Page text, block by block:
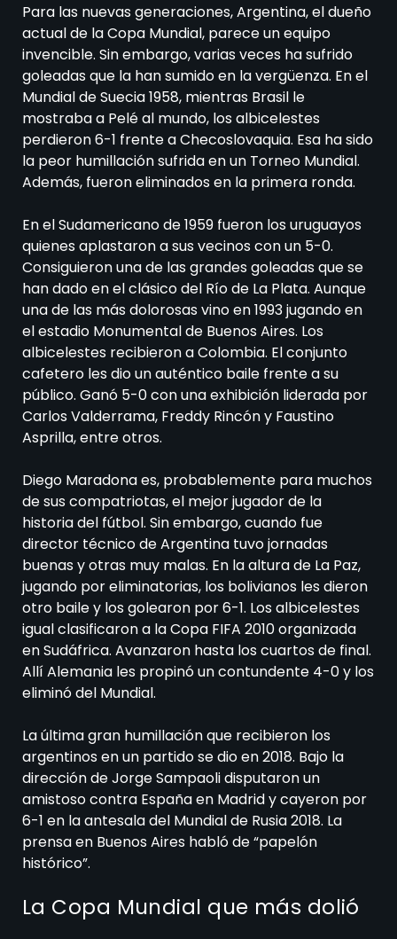
Para las nuevas generaciones, Argentina, el dueño
actual de la Copa Mundial, parece un equipo
invencible. Sin embargo, varias veces ha sufrido
goleadas que la han sumido en la vergüenza. En el
Mundial de Suecia 1958, mientras Brasil le
mostraba a Pelé al mundo, los albicelestes
perdieron 6-1 frente a Checoslovaquia. Esa ha sido
la peor humillación sufrida en un Torneo Mundial.
Además, fueron eliminados en la primera ronda.
En el Sudamericano de 1959 fueron los uruguayos
quienes aplastaron a sus vecinos con un 5-0.
Consiguieron una de las grandes goleadas que se
han dado en el clásico del Río de La Plata. Aunque
una de las más dolorosas vino en 1993 jugando en
el estadio Monumental de Buenos Aires. Los
albicelestes recibieron a Colombia. El conjunto
cafetero les dio un auténtico baile frente a su
público. Ganó 5-0 con una exhibición liderada por
Carlos Valderrama, Freddy Rincón y Faustino
Asprilla, entre otros.
Diego Maradona es, probablemente para muchos
de sus compatriotas, el mejor jugador de la
historia del fútbol. Sin embargo, cuando fue
director técnico de Argentina tuvo jornadas
buenas y otras muy malas. En la altura de La Paz,
jugando por eliminatorias, los bolivianos les dieron
otro baile y los golearon por 6-1. Los albicelestes
igual clasificaron a la Copa FIFA 2010 organizada
en Sudáfrica. Avanzaron hasta los cuartos de final.
Allí Alemania les propinó un contundente 4-0 y los
eliminó del Mundial.
La última gran humillación que recibieron los
argentinos en un partido se dio en 2018. Bajo la
dirección de Jorge Sampaoli disputaron un
amistoso contra España en Madrid y cayeron por
6-1 en la antesala del Mundial de Rusia 2018. La
prensa en Buenos Aires habló de “papelón
histórico”.
La Copa Mundial que más dolió